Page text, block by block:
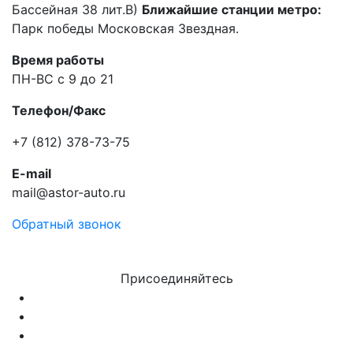
Бассейная 38 лит.В) Ближайшие станции метро:
Парк победы Московская Звездная.
Время работы
ПН-ВС с 9 до 21
Телефон/Факс
+7 (812) 378-73-75
E-mail
mail@astor-auto.ru
Обратный звонок
Присоединяйтесь